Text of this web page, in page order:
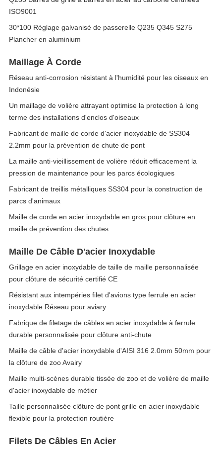
ISO9001
30*100 Réglage galvanisé de passerelle Q235 Q345 S275
Plancher en aluminium
Maillage À Corde
Réseau anti-corrosion résistant à l'humidité pour les oiseaux en
Indonésie
Un maillage de volière attrayant optimise la protection à long
terme des installations d'enclos d'oiseaux
Fabricant de maille de corde d'acier inoxydable de SS304
2.2mm pour la prévention de chute de pont
La maille anti-vieillissement de volière réduit efficacement la
pression de maintenance pour les parcs écologiques
Fabricant de treillis métalliques SS304 pour la construction de
parcs d'animaux
Maille de corde en acier inoxydable en gros pour clôture en
maille de prévention des chutes
Maille De Câble D'acier Inoxydable
Grillage en acier inoxydable de taille de maille personnalisée
pour clôture de sécurité certifié CE
Résistant aux intempéries filet d'avions type ferrule en acier
inoxydable Réseau pour aviary
Fabrique de filetage de câbles en acier inoxydable à ferrule
durable personnalisée pour clôture anti-chute
Maille de câble d'acier inoxydable d'AISI 316 2.0mm 50mm pour
la clôture de zoo Avairy
Maille multi-scènes durable tissée de zoo et de volière de maille
d'acier inoxydable de métier
Taille personnalisée clôture de pont grille en acier inoxydable
flexible pour la protection routière
Filets De Câbles En Acier